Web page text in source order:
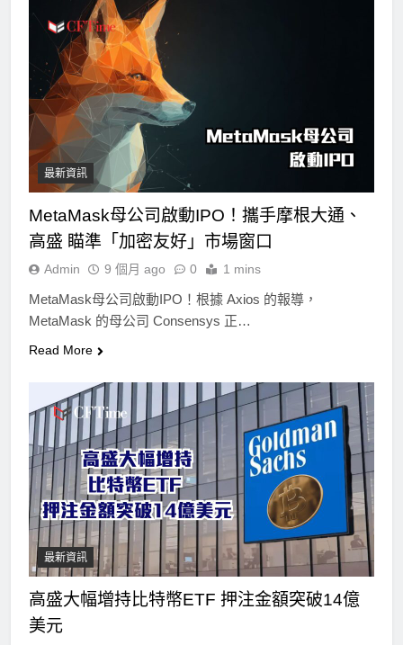
最新資訊
MetaMask母公司啟動IPO！攜手摩根大通、
高盛 瞄準「加密友好」市場窗口
Admin 9 個月 ago 0 1 mins
MetaMask母公司啟動IPO！根據 Axios 的報導，
MetaMask 的母公司 Consensys 正…
Read More
最新資訊
高盛大幅增持比特幣ETF 押注金額突破14億
美元